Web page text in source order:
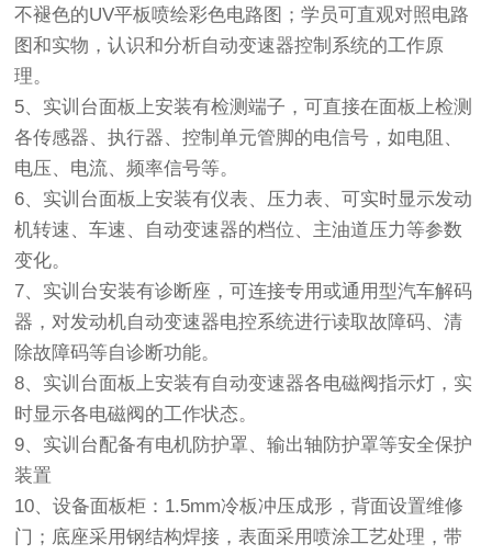
不褪色的UV平板喷绘彩色电路图；学员可直观对照电路
图和实物，认识和分析自动变速器控制系统的工作原
理。
5、实训台面板上安装有检测端子，可直接在面板上检测
各传感器、执行器、控制单元管脚的电信号，如电阻、
电压、电流、频率信号等。
6、实训台面板上安装有仪表、压力表、可实时显示发动
机转速、车速、自动变速器的档位、主油道压力等参数
变化。
7、实训台安装有诊断座，可连接专用或通用型汽车解码
器，对发动机自动变速器电控系统进行读取故障码、清
除故障码等自诊断功能。
8、实训台面板上安装有自动变速器各电磁阀指示灯，实
时显示各电磁阀的工作状态。
9、实训台配备有电机防护罩、输出轴防护罩等安全保护
装置
10、设备面板柜：1.5mm冷板冲压成形，背面设置维修
门；底座采用钢结构焊接，表面采用喷涂工艺处理，带